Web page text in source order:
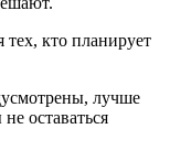
кто планирует
лучше
оставаться